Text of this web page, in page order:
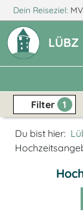
Dein Reiseziel: MV
LÜBZ
Filter 1
Du bist hier: